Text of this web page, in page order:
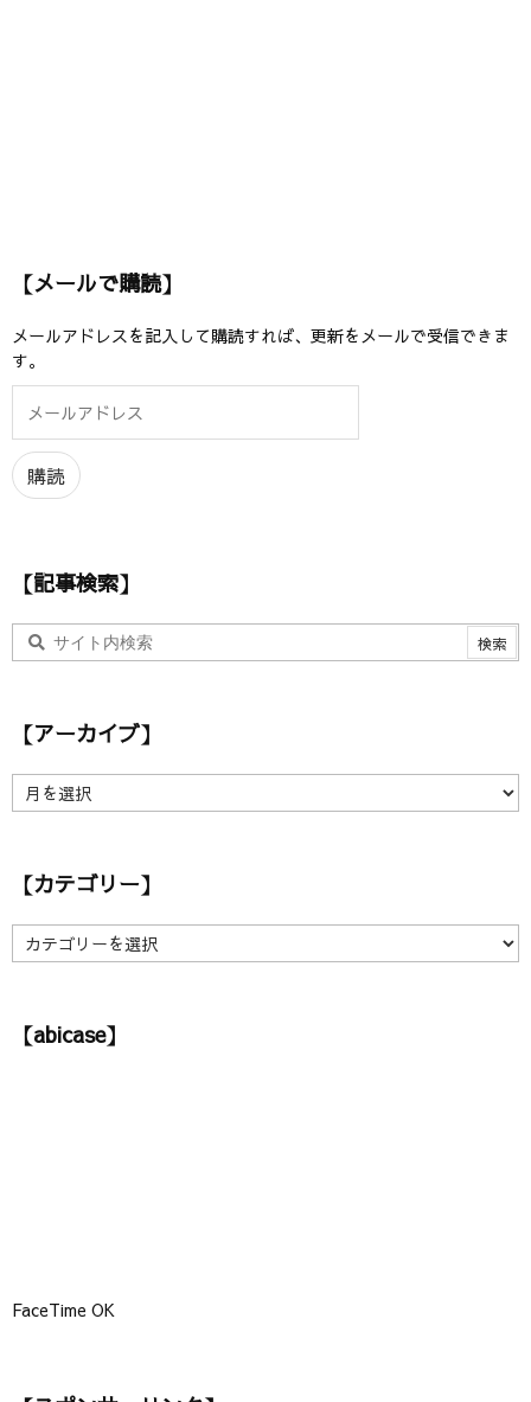
【メールで購読】
メールアドレスを記入して購読すれば、更新をメールで受信できま
す。
ル
ア
ド
購読
【記事検索】
【アーカイブ】
ア
イ【カテゴリー】
【
カ
リ【abicase】
FaceTime OK